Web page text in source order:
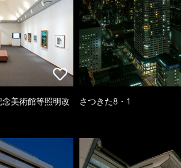
美術館等照明改
さつきた8・1